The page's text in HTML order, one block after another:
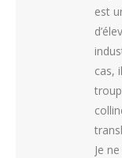
est
cas,
Je